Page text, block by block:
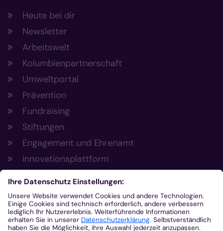
Heute bei dir
Newsletter
Arbeitswelt
Kolumbienpartnerschaft
Umweltportal
Prävention
Fundraising
Stiftungen
Engagement und Ehrenamt
Innovationsplattform
Aus der Plattform
Nachrichten
Veranstaltungen